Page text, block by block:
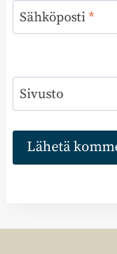
Sähköposti*
Sivusto